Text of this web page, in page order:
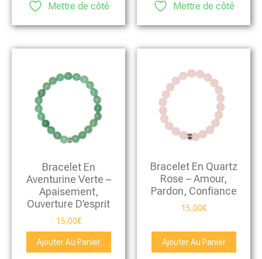
Mettre de côté Mettre de côté
Bracelet En
Aventurine Verte –
Apaisement,
Ouverture D’esprit
15,00€
Ajouter Au Panier
Bracelet En Quartz
Rose – Amour,
Pardon, Confiance
15,00€
Ajouter Au Panier